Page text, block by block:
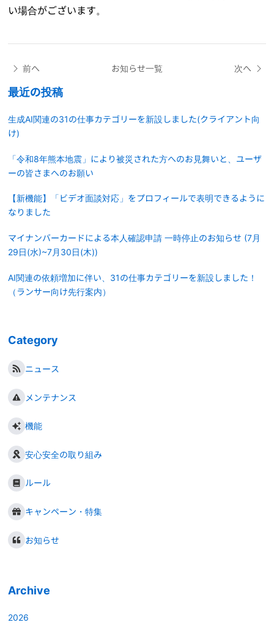
い場合がございます。
前へ お知らせ一覧 次へ
最近の投稿
生成AI関連の31の仕事カテゴリーを新設しました(クライアント向
け)
「令和8年熊本地震」により被災された方へのお見舞いと、ユーザ
ーの皆さまへのお願い
【新機能】「ビデオ面談対応」をプロフィールで表明できるように
なりました
マイナンバーカードによる本人確認申請 一時停止のお知らせ (7月
29日(水)~7月30日(木))
AI関連の依頼増加に伴い、31の仕事カテゴリーを新設しました！
（ランサー向け先行案内）
Category
ニュース
メンテナンス
機能
安心安全の取り組み
ルール
キャンペーン・特集
お知らせ
Archive
2026